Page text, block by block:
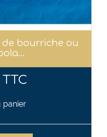
de bourriche ou
panier